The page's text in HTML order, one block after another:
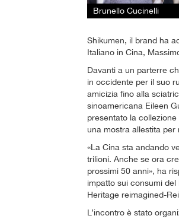
Brunello Cucinelli
Shikumen, il brand ha
Italiano in Cina,
Davanti a un parterre
in occidente per il suo
amicizia fino alla
sinoamericana Eileen
presentato la
una mostra allestita
«La Cina sta andando
trilioni. Anche se ora
prossimi 50 anni», ha
impatto sui consumi
Heritage reimagined-
L’incontro è stato